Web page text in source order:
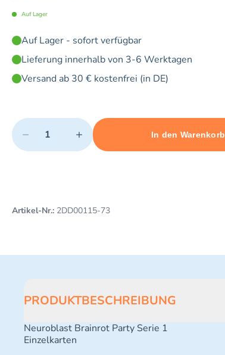
Auf Lager
Auf Lager - sofort verfügbar
Lieferung innerhalb von 3-6 Werktagen
Versand ab 30 € kostenfrei (in DE)
Quantity
− +
Minimum quantity: 1 Maximum quantity: 488
In den Warenkorb
Add 1 item to cart
Artikel-Nr.: 2DD00115-73
PRODUKTBESCHREIBUNG
Neuroblast Brainrot Party Serie 1
Einzelkarten